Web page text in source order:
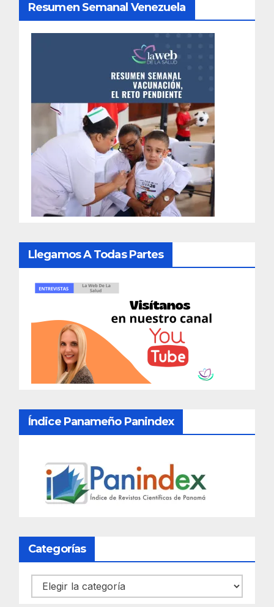
Resumen Semanal Venezuela
Llegamos A Todas Partes
Índice Panameño Panindex
Categorías
Categorías